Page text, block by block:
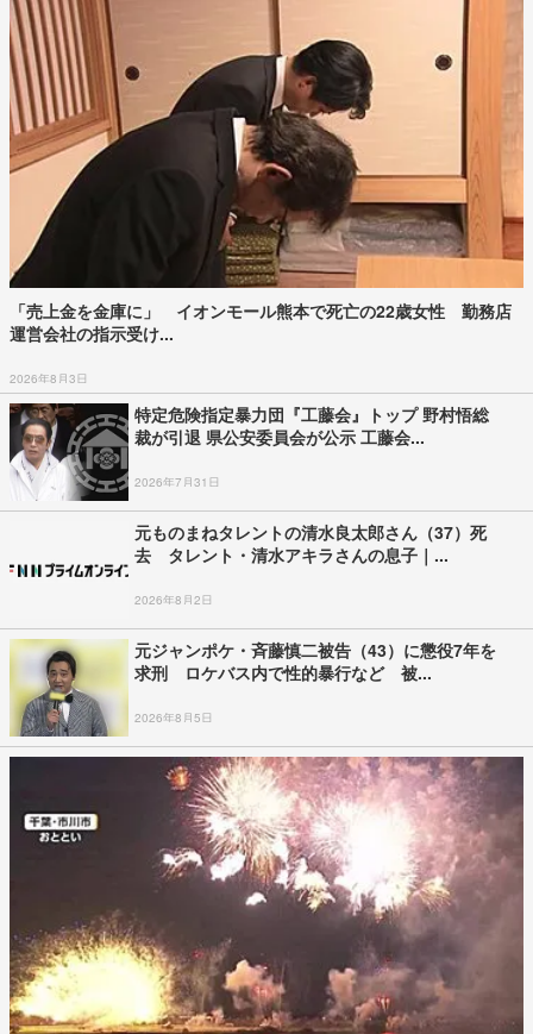
「売上金を金庫に」 イオンモール熊本で死亡の22歳女性 勤務店
運営会社の指示受け...
2026年8月3日
特定危険指定暴力団『工藤会』トップ 野村悟総
裁が引退 県公安委員会が公示 工藤会...
2026年7月31日
元ものまねタレントの清水良太郎さん（37）死
去 タレント・清水アキラさんの息子｜...
2026年8月2日
元ジャンポケ・斉藤慎二被告（43）に懲役7年を
求刑 ロケバス内で性的暴行など 被...
2026年8月5日